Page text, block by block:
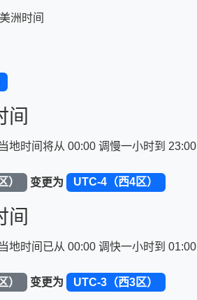
美洲时间
间
地时间将从 00:00 调慢一小时到 23:00
） 变更为 UTC-4（西4区）
间
地时间已从 00:00 调快一小时到 01:00
） 变更为 UTC-3（西3区）